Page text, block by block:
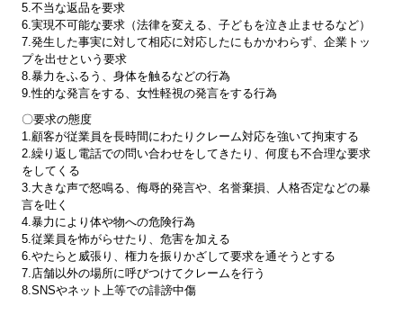
5.不当な返品を要求
6.実現不可能な要求（法律を変える、子どもを泣き止ませるなど）
7.発生した事実に対して相応に対応したにもかかわらず、企業トッ
プを出せという要求
8.暴力をふるう、身体を触るなどの行為
9.性的な発言をする、女性軽視の発言をする行為
〇要求の態度
1.顧客が従業員を長時間にわたりクレーム対応を強いて拘束する
2.繰り返し電話での問い合わせをしてきたり、何度も不合理な要求
をしてくる
3.大きな声で怒鳴る、侮辱的発言や、名誉棄損、人格否定などの暴
言を吐く
4.暴力により体や物への危険行為
5.従業員を怖がらせたり、危害を加える
6.やたらと威張り、権力を振りかざして要求を通そうとする
7.店舗以外の場所に呼びつけてクレームを行う
8.SNSやネット上等での誹謗中傷